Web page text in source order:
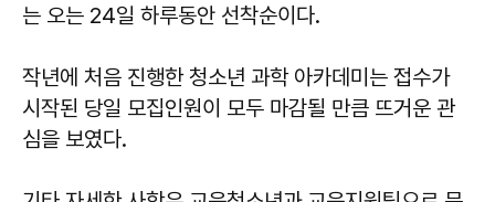
는 오는 24일 하루동안 선착순이다.
작년에 처음 진행한 청소년 과학 아카데미는 접수가
시작된 당일 모집인원이 모두 마감될 만큼 뜨거운 관
심을 보였다.